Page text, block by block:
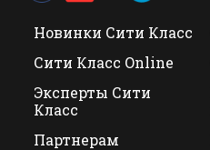
Новинки Сити Класс
Сити Класс Online
Эксперты Сити
Класс
Партнерам